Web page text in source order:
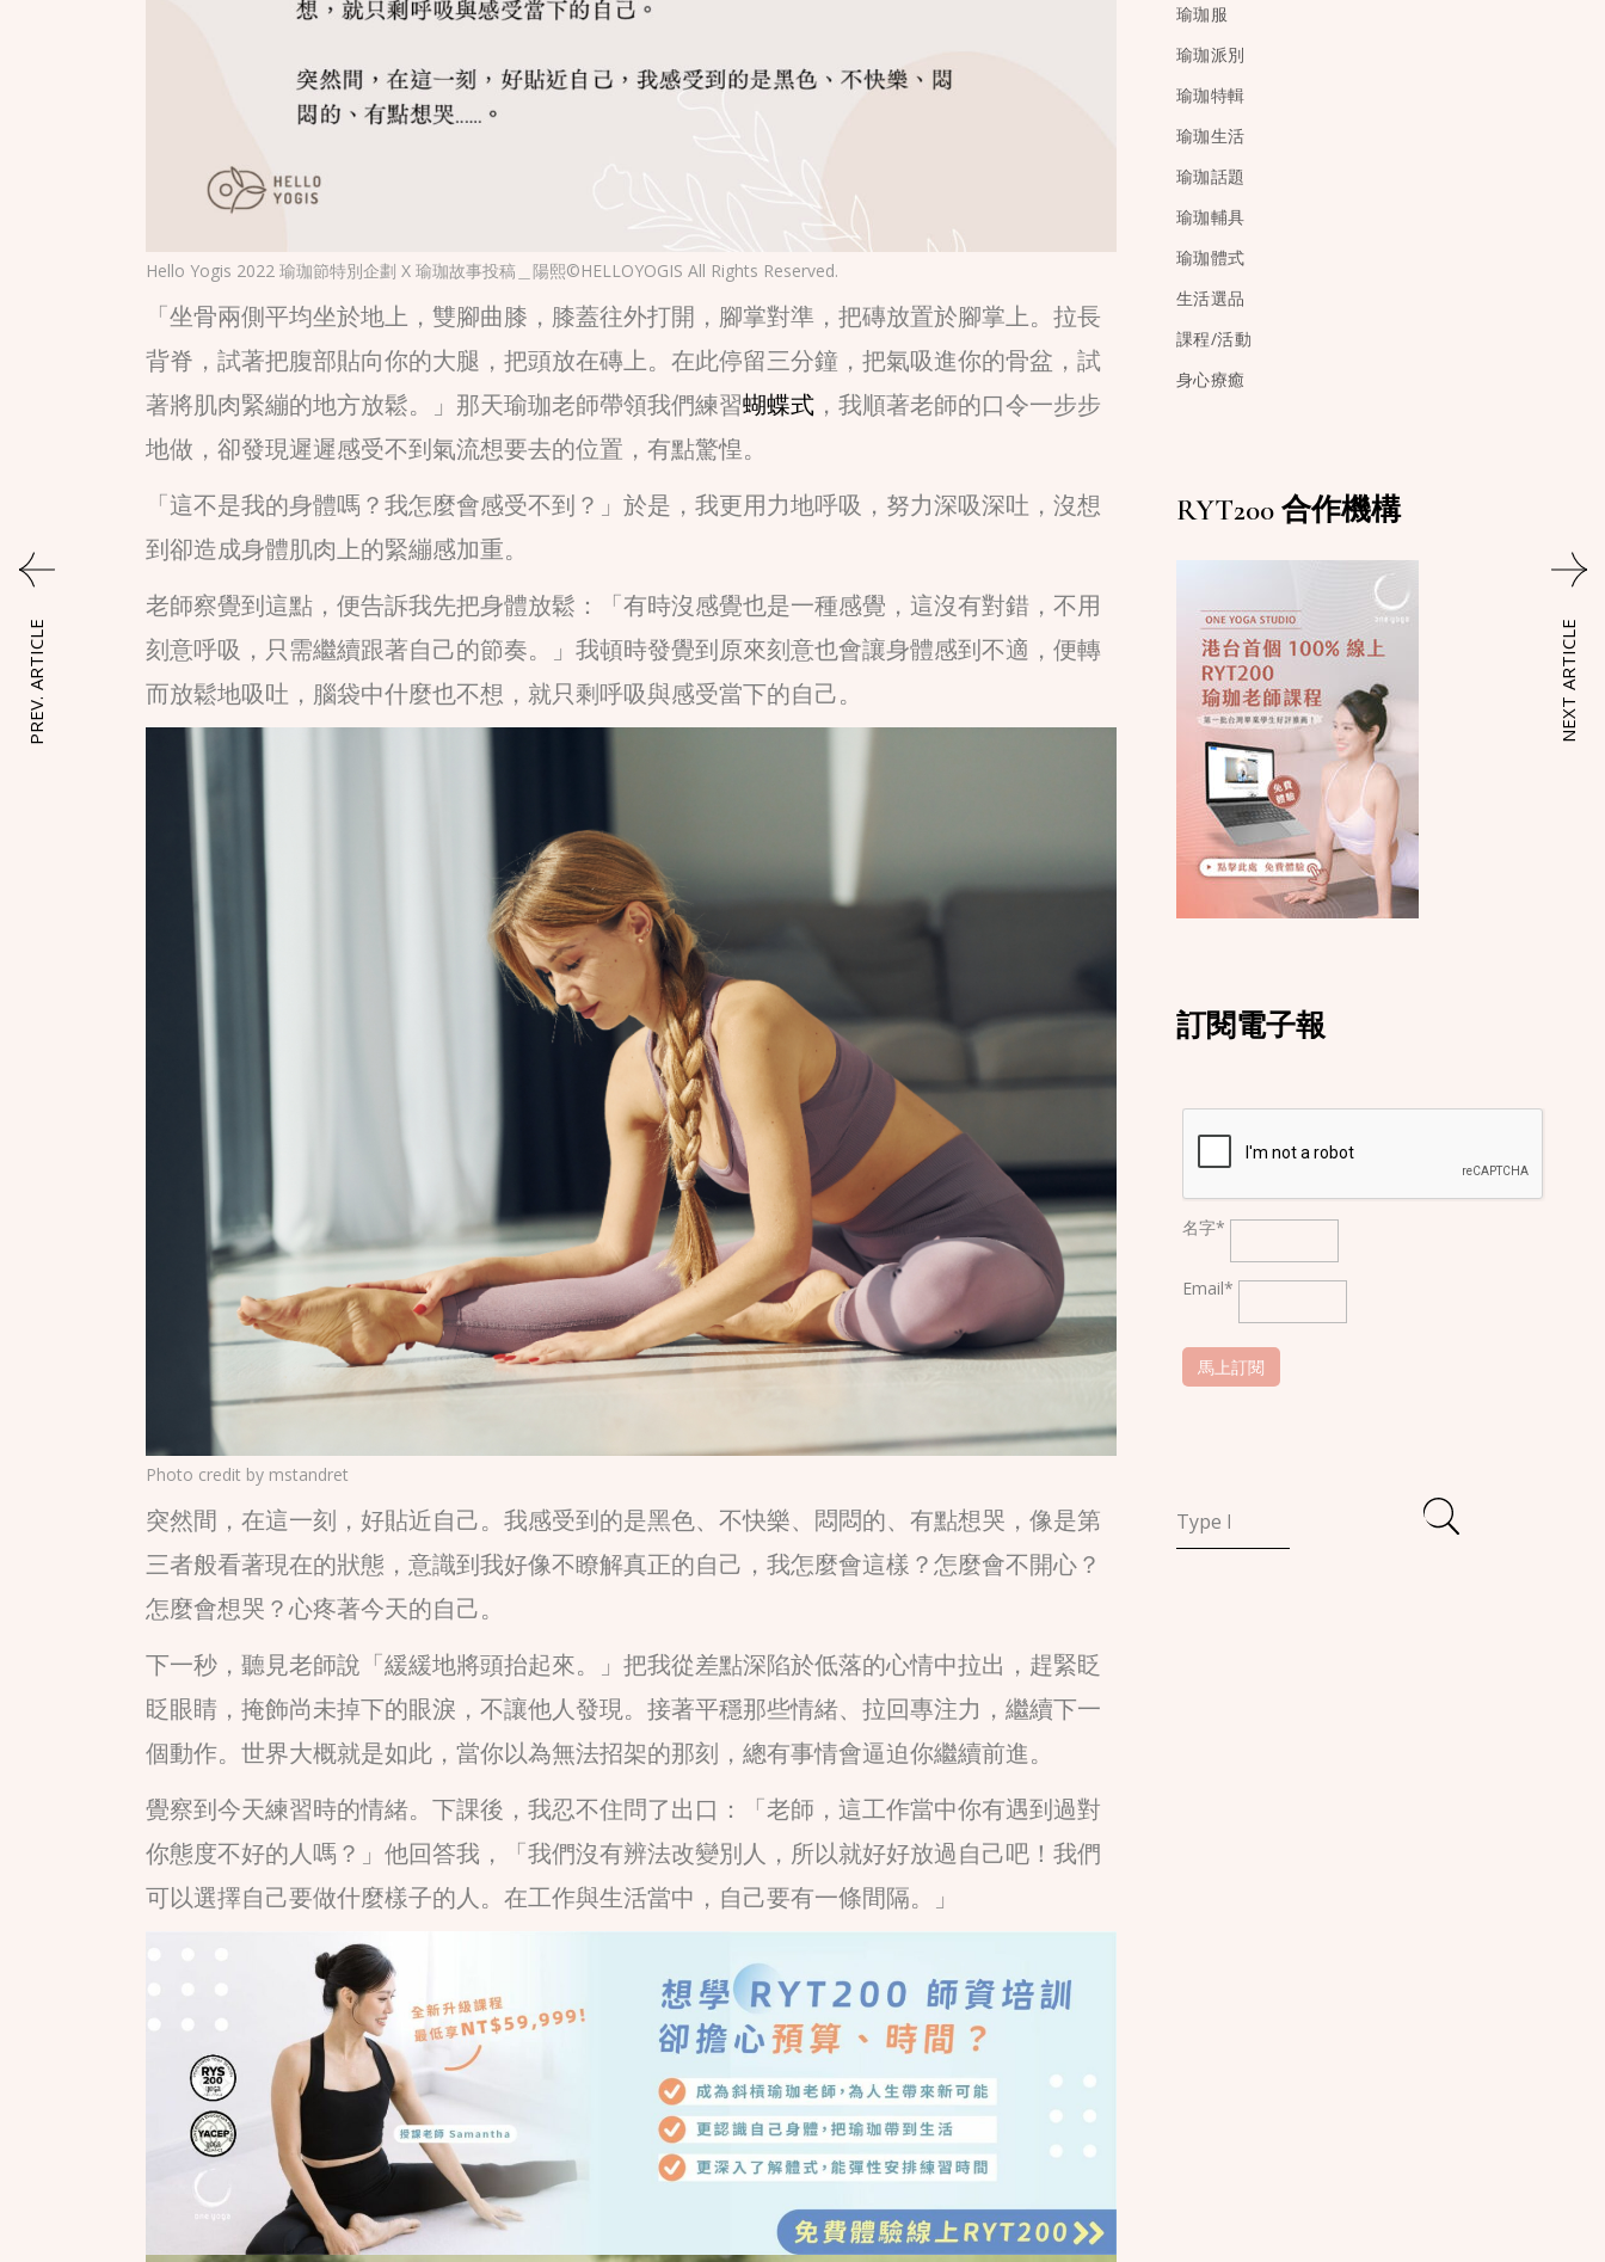
Hello Yogis 2022 瑜珈節特別企劃 X 瑜珈故事投稿＿陽熙©HELLOYOGIS All Rights Reserved.
「坐骨兩側平均坐於地上，雙腳曲膝，膝蓋往外打開，腳掌對準，把磚放置於腳掌上。拉長
背脊，試著把腹部貼向你的大腿，把頭放在磚上。在此停留三分鐘，把氣吸進你的骨盆，試
著將肌肉緊繃的地方放鬆。」那天瑜珈老師帶領我們練習蝴蝶式 ，我順著老師的口令一步步
地做，卻發現遲遲感受不到氣流想要去的位置，有點驚惶。
「這不是我的身體嗎？我怎麼會感受不到？」於是，我更用力地呼吸，努力深吸深吐，沒想
到卻造成身體肌肉上的緊繃感加重。
老師察覺到這點，便告訴我先把身體放鬆：「有時沒感覺也是一種感覺，這沒有對錯，不用
刻意呼吸，只需繼續跟著自己的節奏。」我頓時發覺到原來刻意也會讓身體感到不適，便轉
而放鬆地吸吐，腦袋中什麼也不想，就只剩呼吸與感受當下的自己。
Photo credit by mstandret
突然間，在這一刻，好貼近自己。我感受到的是黑色、不快樂、悶悶的、有點想哭，像是第
三者般看著現在的狀態，意識到我好像不瞭解真正的自己，我怎麼會這樣？怎麼會不開心？
怎麼會想哭？心疼著今天的自己。
下一秒，聽見老師說「緩緩地將頭抬起來。」把我從差點深陷於低落的心情中拉出，趕緊眨
眨眼睛，掩飾尚未掉下的眼淚，不讓他人發現。接著平穩那些情緒、拉回專注力，繼續下一
個動作。世界大概就是如此，當你以為無法招架的那刻，總有事情會逼迫你繼續前進。
覺察到今天練習時的情緒。下課後，我忍不住問了出口：「老師，這工作當中你有遇到過對
你態度不好的人嗎？」他回答我，「我們沒有辨法改變別人，所以就好好放過自己吧！我們
可以選擇自己要做什麼樣子的人。在工作與生活當中，自己要有一條間隔。」
瑜珈服
瑜珈派別
瑜珈特輯
瑜珈生活
瑜珈話題
瑜珈輔具
瑜珈體式
生活選品
課程/活動
身心療癒
RYT200 合作機構
訂閱電子報
名字*
Email*
PREV. ARTICLE NEXT ARTICLE